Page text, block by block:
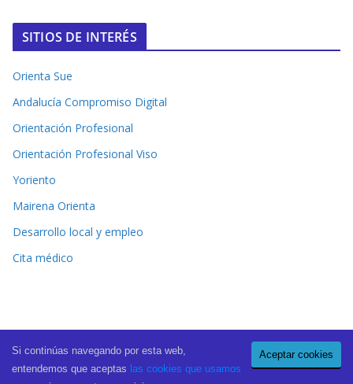
SITIOS DE INTERÉS
Orienta Sue
Andalucía Compromiso Digital
Orientación Profesional
Orientación Profesional Viso
Yoriento
Mairena Orienta
Desarrollo local y empleo
Cita médico
Copyright © 2026El Periódico de Mairena
. All rights reserved.
Theme:
ColorMag Pro by ThemeGrill. Powered by
Aceptar cookies
Si continúas navegando por esta web,
entendemos que aceptas las cookies que usamos